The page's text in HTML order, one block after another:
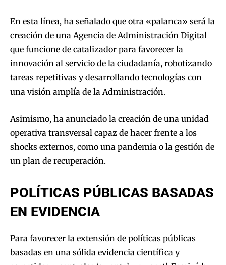
En esta línea, ha señalado que otra «palanca» será la
creación de una Agencia de Administración Digital
que funcione de catalizador para favorecer la
innovación al servicio de la ciudadanía, robotizando
tareas repetitivas y desarrollando tecnologías con
una visión amplía de la Administración.
Asimismo, ha anunciado la creación de una unidad
operativa transversal capaz de hacer frente a los
shocks externos, como una pandemia o la gestión de
un plan de recuperación.
POLÍTICAS PÚBLICAS BASADAS
EN EVIDENCIA
Para favorecer la extensión de políticas públicas
basadas en una sólida evidencia científica y